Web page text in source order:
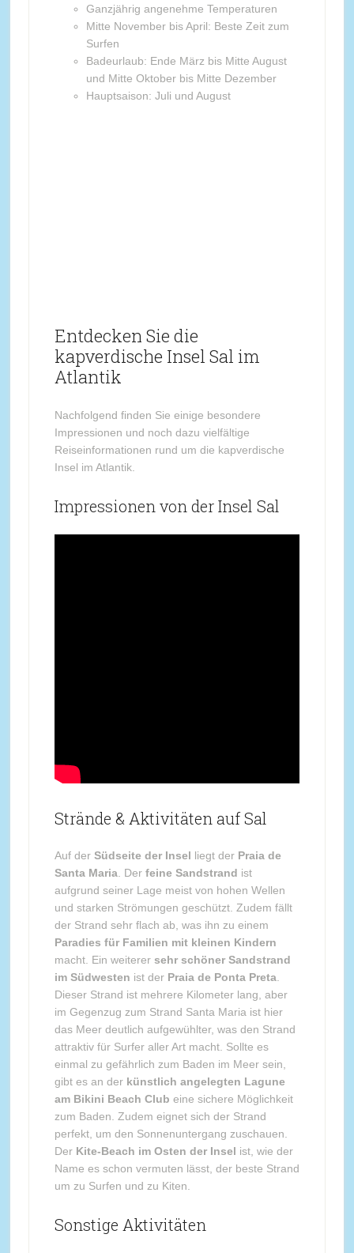
Ganzjährig angenehme Temperaturen
Mitte November bis April: Beste Zeit zum
Surfen
Badeurlaub: Ende März bis Mitte August
und Mitte Oktober bis Mitte Dezember
Hauptsaison: Juli und August
Entdecken Sie die
kapverdische Insel Sal im
Atlantik
Nachfolgend finden Sie einige besondere
Impressionen und noch dazu vielfältige
Reiseinformationen rund um die kapverdische
Insel im Atlantik.
Impressionen von der Insel Sal
Strände & Aktivitäten auf Sal
Auf der Südseite der Insel liegt der Praia de
Santa Maria. Der feine Sandstrand ist
aufgrund seiner Lage meist von hohen Wellen
und starken Strömungen geschützt. Zudem fällt
der Strand sehr flach ab, was ihn zu einem
Paradies für Familien mit kleinen Kindern
macht. Ein weiterer sehr schöner Sandstrand
im Südwesten ist der Praia de Ponta Preta.
Dieser Strand ist mehrere Kilometer lang, aber
im Gegenzug zum Strand Santa Maria ist hier
das Meer deutlich aufgewühlter, was den Strand
attraktiv für Surfer aller Art macht. Sollte es
einmal zu gefährlich zum Baden im Meer sein,
gibt es an der künstlich angelegten Lagune
am Bikini Beach Club eine sichere Möglichkeit
zum Baden. Zudem eignet sich der Strand
perfekt, um den Sonnenuntergang zuschauen.
Der Kite-Beach im Osten der Insel ist, wie der
Name es schon vermuten lässt, der beste Strand
um zu Surfen und zu Kiten.
Sonstige Aktivitäten